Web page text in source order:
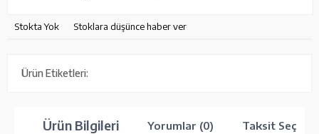
Stokta Yok Stoklara düşünce haber ver
Ürün Etiketleri:
Ürün Bilgileri Yorumlar (0) Taksit